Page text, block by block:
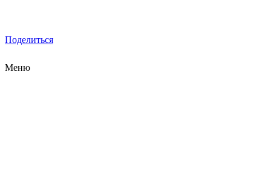
Поделиться
Меню